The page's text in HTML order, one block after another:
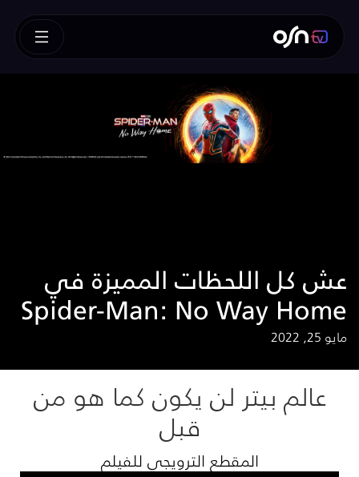
عش كل اللحظات المميزة في
Spider-Man: No Way Home
مايو 25, 2022
عالم بيتر لن يكون كما هو من
قبل
المقطع الترويجي للفيلم